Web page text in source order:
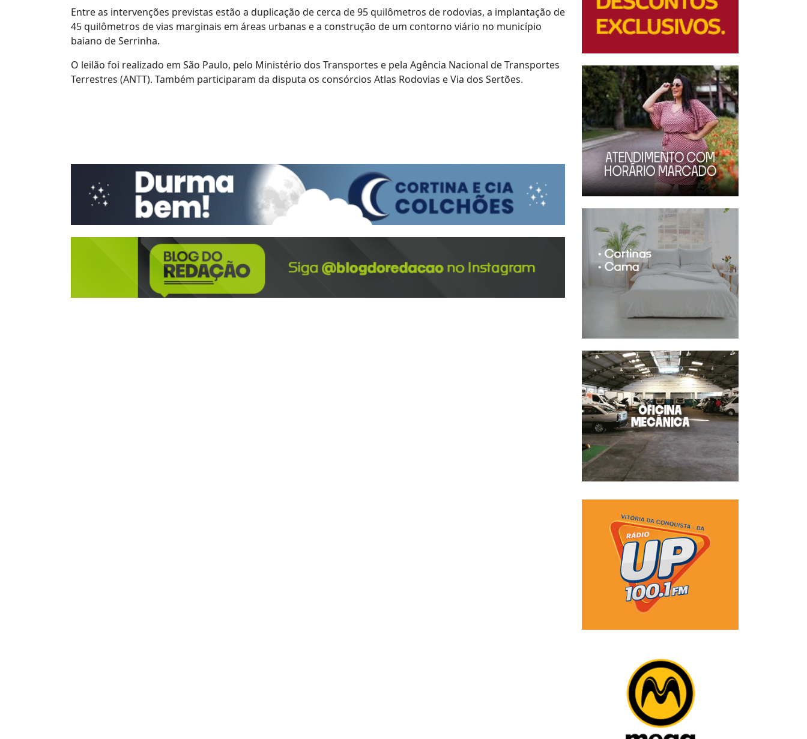
Entre as intervenções previstas estão a duplicação de cerca de 95 quilômetros de rodovias, a implantação de
45 quilômetros de vias marginais em áreas urbanas e a construção de um contorno viário no município
baiano de Serrinha.
O leilão foi realizado em São Paulo, pelo Ministério dos Transportes e pela Agência Nacional de Transportes
Terrestres (ANTT). Também participaram da disputa os consórcios Atlas Rodovias e Via dos Sertões.